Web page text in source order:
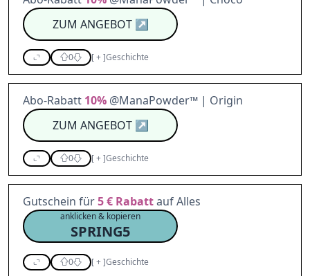
ZUM ANGEBOT↗
0 [+]Geschichte
Abo-Rabatt 10% @ManaPowder™ | Origin
ZUM ANGEBOT↗
0 [+]Geschichte
Gutschein für5 € Rabattauf Alles
anklicken & kopieren
SPRING5
0 [+]Geschichte